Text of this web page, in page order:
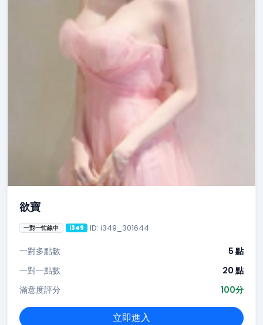
欲寶
一對一忙線中 i349 ID: i349_301644
一對多點數
5 點
一對一點數
20 點
滿意度評分
100分
立即進入